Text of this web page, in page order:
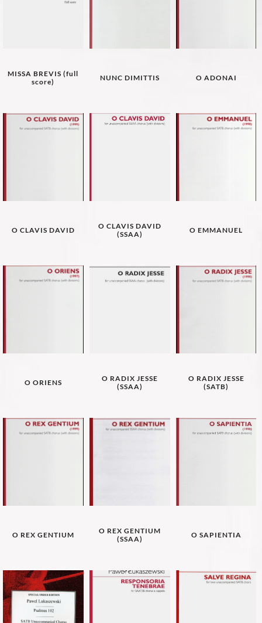
MISSA BREVIS (full
score)
NUNC DIMITTIS O ADONAI
O CLAVIS DAVID
O CLAVIS DAVID
(SSAA)
O EMMANUEL
O ORIENS
O RADIX JESSE
(SSAA)
O RADIX JESSE
(SATB)
O REX GENTIUM
O REX GENTIUM
(SSAA)
O SAPIENTIA